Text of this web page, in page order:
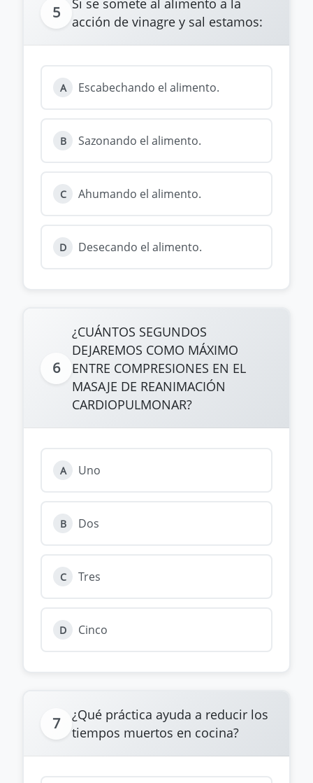
5
Si se somete al alimento a la
acción de vinagre y sal estamos:
A Escabechando el alimento.
B Sazonando el alimento.
C Ahumando el alimento.
D Desecando el alimento.
6
¿CUÁNTOS SEGUNDOS
DEJAREMOS COMO MÁXIMO
ENTRE COMPRESIONES EN EL
MASAJE DE REANIMACIÓN
CARDIOPULMONAR?
A Uno
B Dos
C Tres
D Cinco
7
¿Qué práctica ayuda a reducir los
tiempos muertos en cocina?